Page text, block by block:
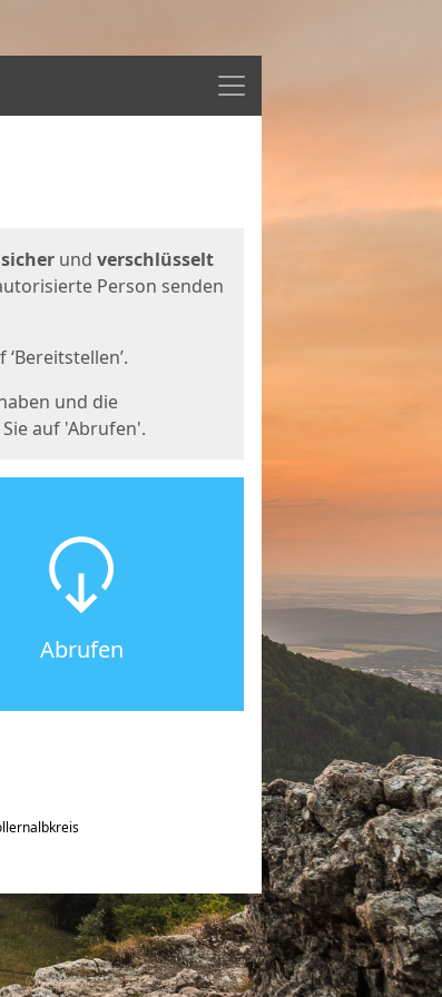
Menü
sicher und verschlüsselt
Person senden
und die
auf 'Abrufen'.
Abrufen